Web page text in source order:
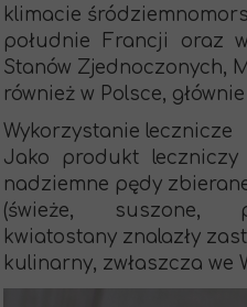
klimacie
południe Francji oraz
Stanów Zjednoczonych,
również w Polsce,
Wykorzystanie lecznicze
Jako produkt
nadziemne pędy
(świeże, suszone,
kwiatostany znalazły
kulinarny, zwłaszcza we